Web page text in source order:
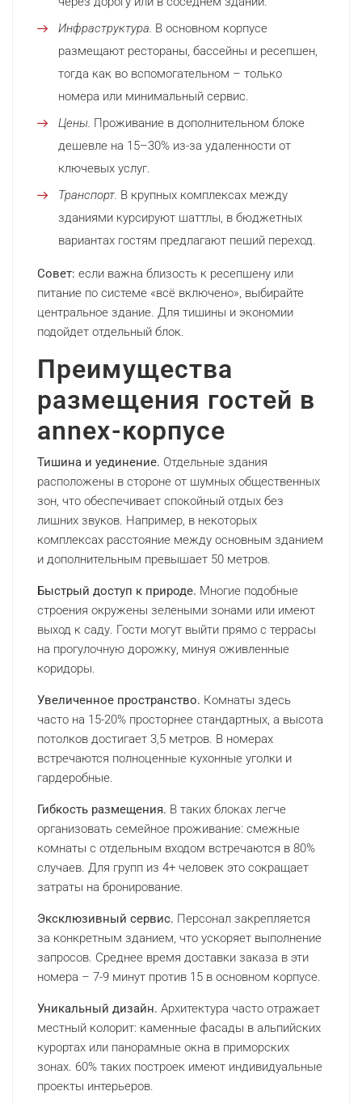
Инфраструктура. В основном корпусе
размещают рестораны, бассейны и ресепшен,
тогда как во вспомогательном – только
номера или минимальный сервис.
Цены. Проживание в дополнительном блоке
дешевле на 15–30% из-за удаленности от
ключевых услуг.
Транспорт. В крупных комплексах между
зданиями курсируют шаттлы, в бюджетных
вариантах гостям предлагают пеший переход.
Совет: если важна близость к ресепшену или
питание по системе «всё включено», выбирайте
центральное здание. Для тишины и экономии
подойдет отдельный блок.
Преимущества
размещения гостей в
annex-корпусе
Тишина и уединение. Отдельные здания
расположены в стороне от шумных общественных
зон, что обеспечивает спокойный отдых без
лишних звуков. Например, в некоторых
комплексах расстояние между основным зданием
и дополнительным превышает 50 метров.
Быстрый доступ к природе. Многие подобные
строения окружены зелеными зонами или имеют
выход к саду. Гости могут выйти прямо с террасы
на прогулочную дорожку, минуя оживленные
коридоры.
Увеличенное пространство. Комнаты здесь
часто на 15-20% просторнее стандартных, а высота
потолков достигает 3,5 метров. В номерах
встречаются полноценные кухонные уголки и
гардеробные.
Гибкость размещения. В таких блоках легче
организовать семейное проживание: смежные
комнаты с отдельным входом встречаются в 80%
случаев. Для групп из 4+ человек это сокращает
затраты на бронирование.
Эксклюзивный сервис. Персонал закрепляется
за конкретным зданием, что ускоряет выполнение
запросов. Среднее время доставки заказа в эти
номера – 7-9 минут против 15 в основном корпусе.
Уникальный дизайн. Архитектура часто отражает
местный колорит: каменные фасады в альпийских
курортах или панорамные окна в приморских
зонах. 60% таких построек имеют индивидуальные
проекты интерьеров.